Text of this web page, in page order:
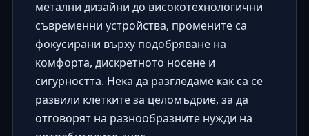
метални дизайни до високотехнологични
съвременни устройства, промените са
фокусирани върху подобряване на
комфорта, дискретното носене и
сигурността. Нека да разгледаме как са се
развили клетките за целомъдрие, за да
отговорят на разнообразните нужди на